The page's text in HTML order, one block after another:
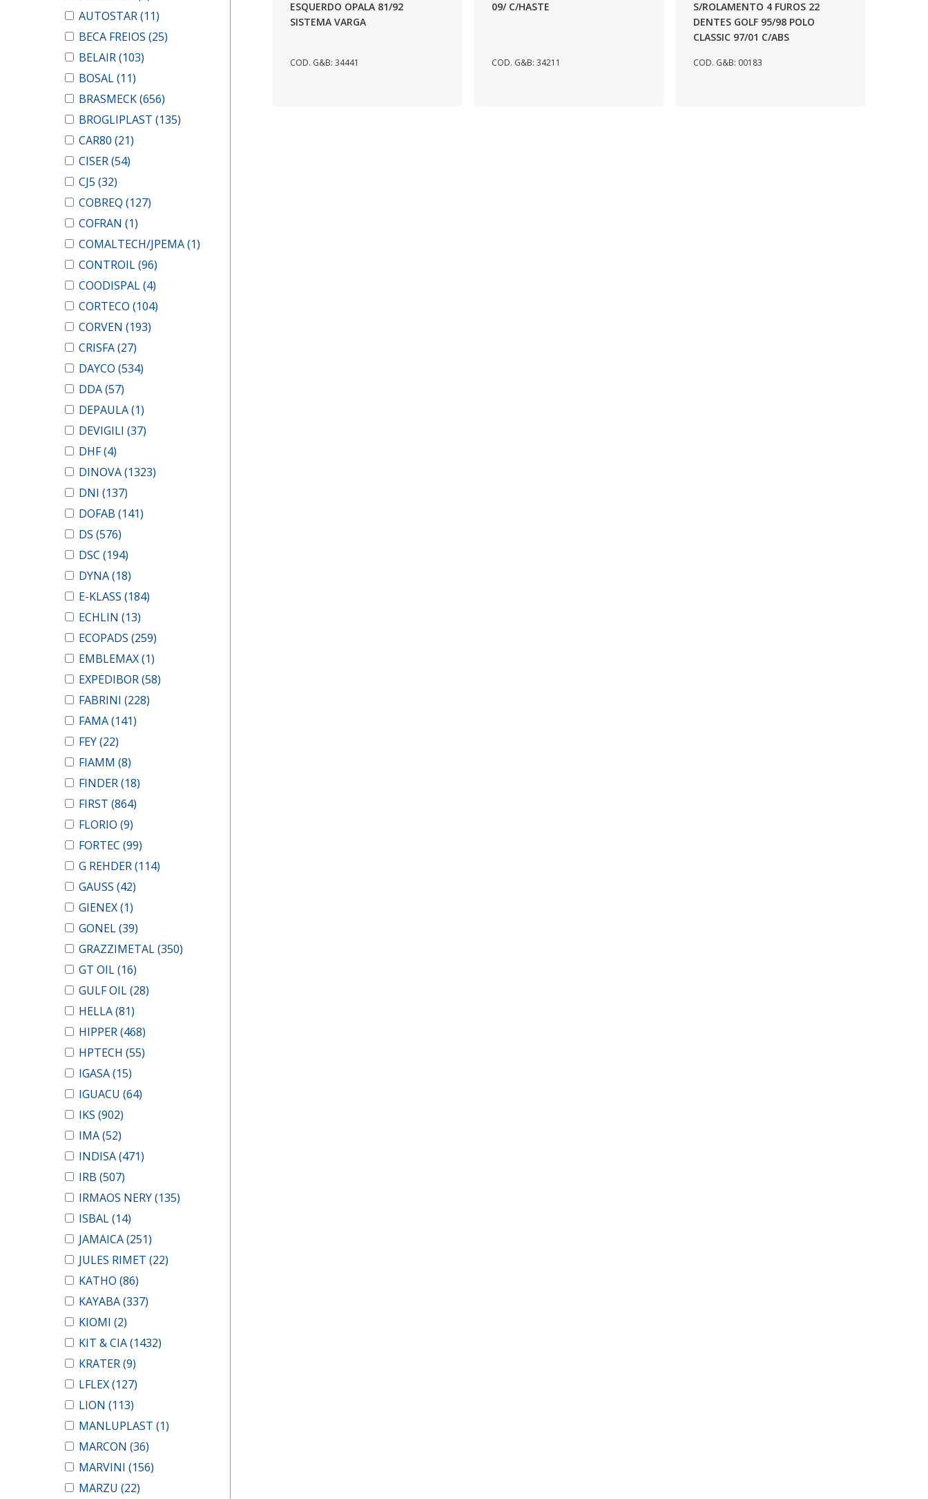
AUTOSTAR(11)
BECA FREIOS (25)
BELAIR(103)
BOSAL(11)
BRASMECK(656)
BROGLIPLAST (135)
CAR80 (21)
CISER(54)
CJ5 (32)
COBREQ (127)
COFRAN (1)
COMALTECH/JPEMA(1)
CONTROIL(96)
COODISPAL(4)
CORTECO (104)
CORVEN (193)
CRISFA(27)
DAYCO (534)
DDA(57)
DEPAULA(1)
DEVIGILI (37)
DHF(4)
DINOVA(1323)
DNI (137)
DOFAB (141)
DS (576)
DSC (194)
DYNA(18)
E-KLASS (184)
ECHLIN (13)
ECOPADS (259)
EMBLEMAX(1)
EXPEDIBOR(58)
FABRINI (228)
FAMA(141)
FEY(22)
FIAMM (8)
FINDER(18)
FIRST (864)
FLORIO (9)
FORTEC (99)
G REHDER(114)
GAUSS (42)
GIENEX(1)
GONEL(39)
GRAZZIMETAL(350)
GT OIL(16)
GULF OIL(28)
HELLA(81)
HIPPER(468)
HPTECH (55)
IGASA(15)
IGUACU (64)
IKS (902)
IMA(52)
INDISA(471)
IRB (507)
IRMAOS NERY(135)
ISBAL(14)
JAMAICA(251)
JULES RIMET (22)
KATHO (86)
KAYABA(337)
KIOMI (2)
KIT & CIA(1432)
KRATER(9)
LFLEX(127)
LION (113)
MANLUPLAST (1)
MARCON (36)
MARVINI (156)
MARZU (22)
ESQUERDO OPALA 81/92
SISTEMA VARGA
COD. G&B: 34441
09/ C/HASTE
COD. G&B: 34211
S/ROLAMENTO 4 FUROS 22
DENTES GOLF 95/98 POLO
CLASSIC 97/01 C/ABS
COD. G&B: 00183